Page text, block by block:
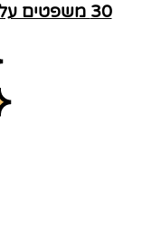
30 משפטים על הצלחה שיניעו אתכם קדימה